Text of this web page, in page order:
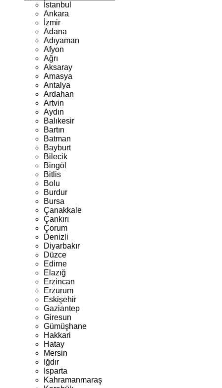
İstanbul
Ankara
İzmir
Adana
Adıyaman
Afyon
Ağrı
Aksaray
Amasya
Antalya
Ardahan
Artvin
Aydın
Balıkesir
Bartın
Batman
Bayburt
Bilecik
Bingöl
Bitlis
Bolu
Burdur
Bursa
Çanakkale
Çankırı
Çorum
Denizli
Diyarbakır
Düzce
Edirne
Elazığ
Erzincan
Erzurum
Eskişehir
Gaziantep
Giresun
Gümüşhane
Hakkari
Hatay
Mersin
Iğdır
Isparta
Kahramanmaraş